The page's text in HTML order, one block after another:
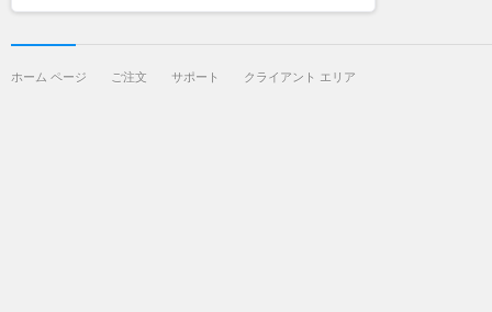
ホーム ページ ご注文 サポート クライアント エリア